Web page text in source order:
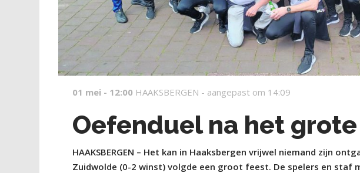
01 mei - 12:00 HAAKSBERGEN - aangepast om 14:09
Oefenduel na het
HAAKSBERGEN – Het kan in Haaksbergen vrijwel niemand zijn
Zuidwolde (0-2 winst) volgde een groot feest. De spelers en staf